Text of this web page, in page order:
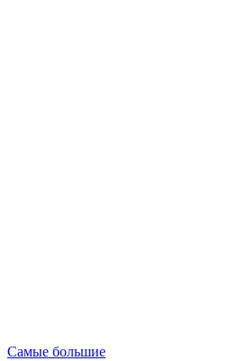
Опубликовано
Самые большие